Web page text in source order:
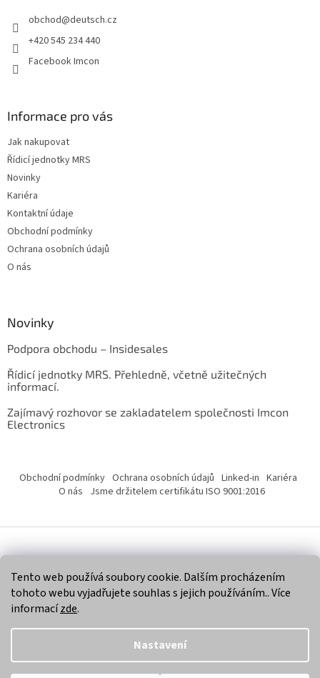
Tento web používá soubory cookie. Dalším procházením
tohoto webu vyjadřujete souhlas s jejich používáním.. Více
informacízde.
Nastavení
obchod@deutsch.cz
+420 545 234 440
Facebook Imcon
Informace pro vás
Jak nakupovat
Řídicí jednotky MRS
Novinky
Kariéra
Kontaktní údaje
Obchodní podmínky
Ochrana osobních údajů
O nás
Novinky
Podpora obchodu – Insidesales
Řídicí jednotky MRS. Přehledně, včetně užitečných
informací.
Zajímavý rozhovor se zakladatelem společnosti Imcon
Electronics
Obchodní podmínky Ochrana osobních údajů Linked-in Kariéra
O nás Jsme držitelem certifikátu ISO 9001:2016
Copyright 2026